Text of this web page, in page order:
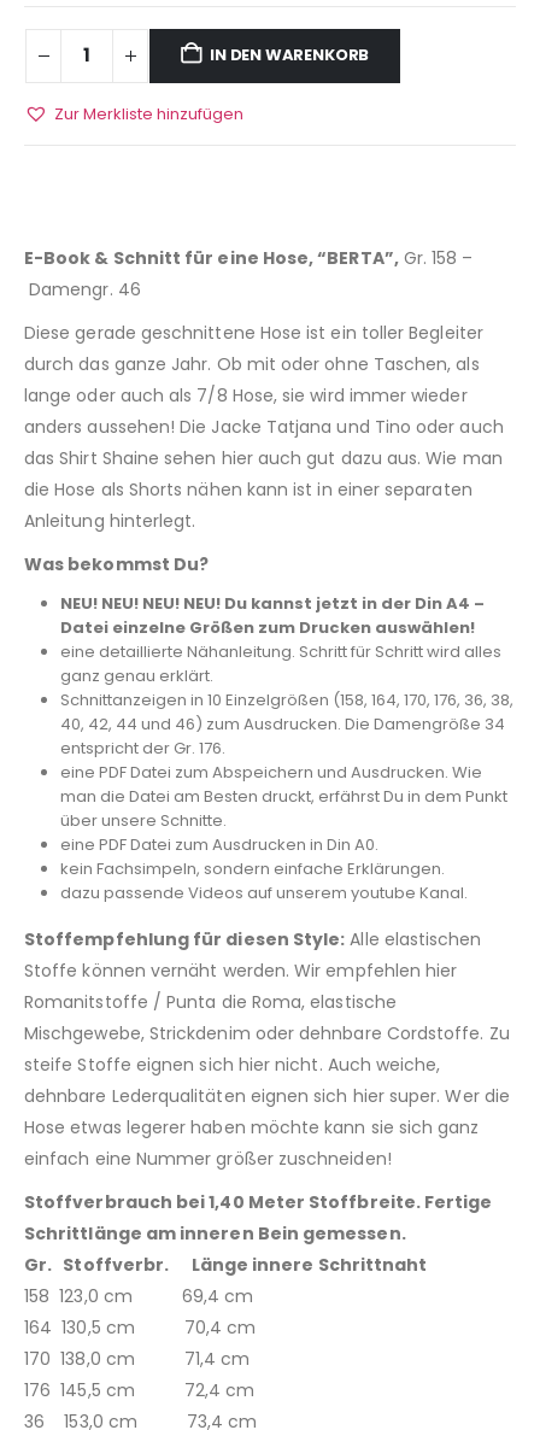
IN DEN WARENKORB
Zur Merkliste hinzufügen
E-Book & Schnitt für eine Hose, “BERTA”,Gr. 158 –
Damengr. 46
Diese gerade geschnittene Hose ist ein toller Begleiter
durch das ganze Jahr. Ob mit oder ohne Taschen, als
lange oder auch als 7/8 Hose, sie wird immer wieder
anders aussehen! Die Jacke Tatjana und Tino oder auch
das Shirt Shaine sehen hier auch gut dazu aus. Wie man
die Hose als Shorts nähen kann ist in einer separaten
Anleitung hinterlegt.
Was bekommst Du?
NEU! NEU! NEU! NEU! Du kannst jetzt in der Din A4 –
Datei einzelne Größen zum Drucken auswählen!
eine detaillierte Nähanleitung. Schritt für Schritt wird alles
ganz genau erklärt.
Schnittanzeigen in 10 Einzelgrößen (158, 164, 170, 176, 36, 38,
40, 42, 44 und 46) zum Ausdrucken. Die Damengröße 34
entspricht der Gr. 176.
eine PDF Datei zum Abspeichern und Ausdrucken. Wie
man die Datei am Besten druckt, erfährst Du in dem Punkt
über unsere Schnitte.
eine PDF Datei zum Ausdrucken in Din A0.
kein Fachsimpeln, sondern einfache Erklärungen.
dazu passende Videos auf unserem youtube Kanal.
Stoffempfehlung für diesen Style: Alle elastischen
Stoffe können vernäht werden. Wir empfehlen hier
Romanitstoffe / Punta die Roma, elastische
Mischgewebe, Strickdenim oder dehnbare Cordstoffe. Zu
steife Stoffe eignen sich hier nicht. Auch weiche,
dehnbare Lederqualitäten eignen sich hier super. Wer die
Hose etwas legerer haben möchte kann sie sich ganz
einfach eine Nummer größer zuschneiden!
Stoffverbrauch bei 1,40 Meter Stoffbreite. Fertige
Schrittlänge am inneren Bein gemessen.
Gr. Stoffverbr. Länge innere Schrittnaht
158 123,0 cm 69,4 cm
164 130,5 cm 70,4 cm
170 138,0 cm 71,4 cm
176 145,5 cm 72,4 cm
36 153,0 cm 73,4 cm